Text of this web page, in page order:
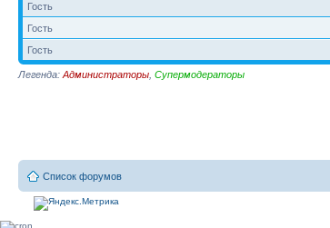
Гость
Гость
Гость
Легенда: Администраторы Супермодераторы
Список форумов